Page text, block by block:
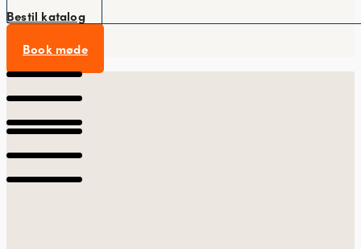
Bestil katalog
Book møde